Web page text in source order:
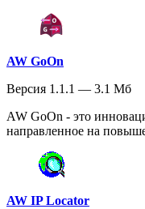
AW GoOn
Версия 1.1.1 — 3.1 Мб
AW GoOn - это
направленное на
AW IP Locator